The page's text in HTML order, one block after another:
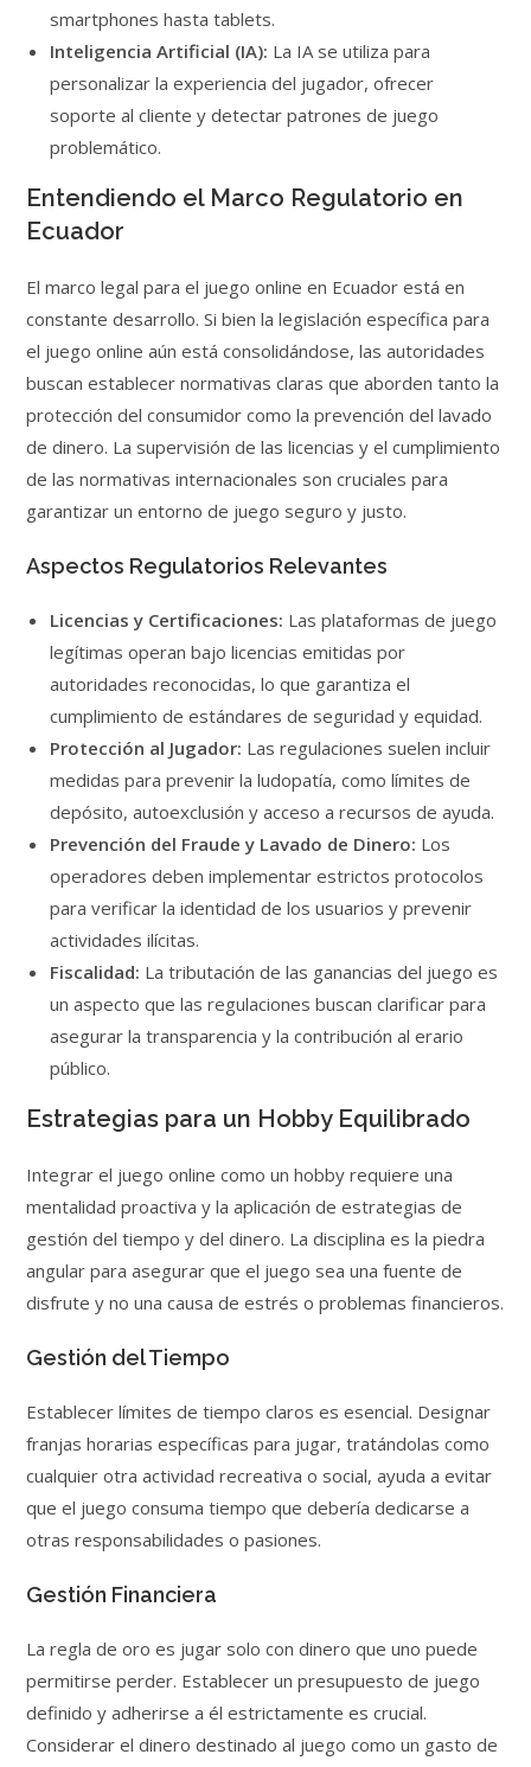
smartphones hasta tablets.
Inteligencia Artificial (IA): La IA se utiliza para
personalizar la experiencia del jugador, ofrecer
soporte al cliente y detectar patrones de juego
problemático.
Entendiendo el Marco Regulatorio en
Ecuador
El marco legal para el juego online en Ecuador está en
constante desarrollo. Si bien la legislación específica para
el juego online aún está consolidándose, las autoridades
buscan establecer normativas claras que aborden tanto la
protección del consumidor como la prevención del lavado
de dinero. La supervisión de las licencias y el cumplimiento
de las normativas internacionales son cruciales para
garantizar un entorno de juego seguro y justo.
Aspectos Regulatorios Relevantes
Licencias y Certificaciones: Las plataformas de juego
legítimas operan bajo licencias emitidas por
autoridades reconocidas, lo que garantiza el
cumplimiento de estándares de seguridad y equidad.
Protección al Jugador: Las regulaciones suelen incluir
medidas para prevenir la ludopatía, como límites de
depósito, autoexclusión y acceso a recursos de ayuda.
Prevención del Fraude y Lavado de Dinero: Los
operadores deben implementar estrictos protocolos
para verificar la identidad de los usuarios y prevenir
actividades ilícitas.
Fiscalidad: La tributación de las ganancias del juego es
un aspecto que las regulaciones buscan clarificar para
asegurar la transparencia y la contribución al erario
público.
Estrategias para un Hobby Equilibrado
Integrar el juego online como un hobby requiere una
mentalidad proactiva y la aplicación de estrategias de
gestión del tiempo y del dinero. La disciplina es la piedra
angular para asegurar que el juego sea una fuente de
disfrute y no una causa de estrés o problemas financieros.
Gestión del Tiempo
Establecer límites de tiempo claros es esencial. Designar
franjas horarias específicas para jugar, tratándolas como
cualquier otra actividad recreativa o social, ayuda a evitar
que el juego consuma tiempo que debería dedicarse a
otras responsabilidades o pasiones.
Gestión Financiera
La regla de oro es jugar solo con dinero que uno puede
permitirse perder. Establecer un presupuesto de juego
definido y adherirse a él estrictamente es crucial.
Considerar el dinero destinado al juego como un gasto de